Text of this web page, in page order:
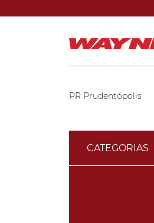
PR Prudentópolis
CATEGORIAS